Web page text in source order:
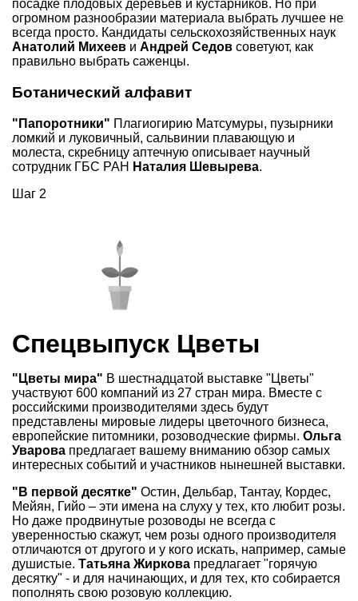
посадке плодовых деревьев и кустарников. Но при
огромном разнообразии материала выбрать лучшее не
всегда просто. Кандидаты сельскохозяйственных наук
Анатолий Михеев и Андрей Седов советуют, как
правильно выбрать саженцы.
Ботанический алфавит
"Папоротники" Плагиогирию Матсумуры, пузырники
ломкий и луковичный, сальвинии плавающую и
молеста, скребницу аптечную описывает научный
сотрудник ГБС РАН Наталия Шевырева.
Шаг 2
Спецвыпуск Цветы
"Цветы мира" В шестнадцатой выставке "Цветы"
участвуют 600 компаний из 27 стран мира. Вместе с
российскими производителями здесь будут
представлены мировые лидеры цветочного бизнеса,
европейские питомники, розоводческие фирмы. Ольга
Уварова предлагает вашему вниманию обзор самых
интересных событий и участников нынешней выставки.
"В первой десятке" Остин, Дельбар, Тантау, Кордес,
Мейян, Гийо – эти имена на слуху у тех, кто любит розы.
Но даже продвинутые розоводы не всегда с
уверенностью скажут, чем розы одного производителя
отличаются от другого и у кого искать, например, самые
душистые. Татьяна Жиркова предлагает "горячую
десятку" - и для начинающих, и для тех, кто собирается
пополнять свою розовую коллекцию.